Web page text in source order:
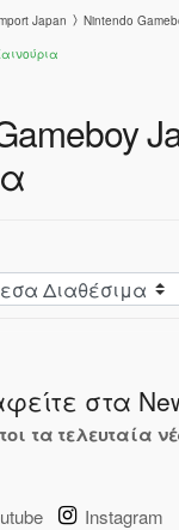
Japan
Nintendo
στα
τα τελευταία
Instagram